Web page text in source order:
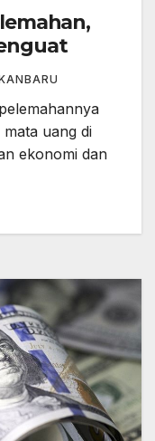
uang di
ekonomi dan